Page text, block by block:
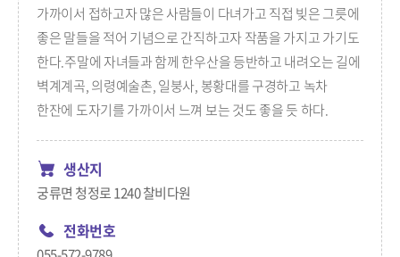
가까이서 접하고자 많은 사람들이 다녀가고 직접 빚은 그릇에
좋은 말들을 적어 기념으로 간직하고자 작품을 가지고 가기도
한다.주말에 자녀들과 함께 한우산을 등반하고 내려오는 길에
벽계계곡, 의령예술촌, 일붕사, 봉황대를 구경하고 녹차
한잔에 도자기를 가까이서 느껴 보는 것도 좋을 듯 하다.
생산지
궁류면 청정로 1240 찰비다원
전화번호